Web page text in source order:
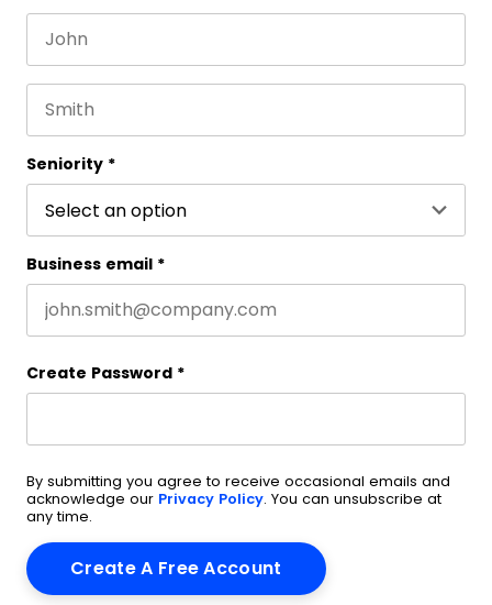
Este campo es un campo de validación y debe
Seniority *
Business email *
Create Password *
By submitting you agree to receive occasional emails and
acknowledge our Privacy Policy. You can unsubscribe at
any time.